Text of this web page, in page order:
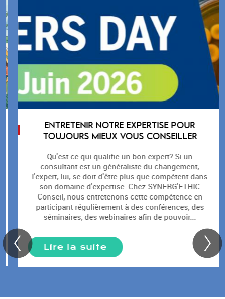
ENTRETENIR NOTRE EXPERTISE POUR
TOUJOURS MIEUX VOUS CONSEILLER
Qu'est-ce qui qualifie un bon expert? Si un
consultant est un généraliste du changement,
l'expert, lui, se doit d'être plus que compétent dans
son domaine d'expertise. Chez SYNERG'ETHIC
Conseil, nous entretenons cette compétence en
participant régulièrement à des conférences, des
séminaires, des webinaires afin de pouvoir...
Lire la suite